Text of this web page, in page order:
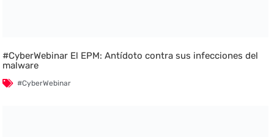
#CyberWebinar El EPM: Antídoto contra sus infecciones del
malware
#CyberWebinar